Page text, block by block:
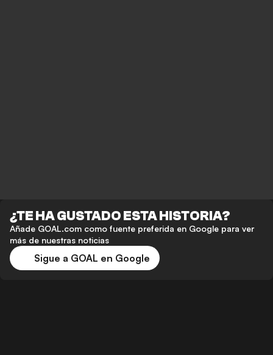
¿TE HA GUSTADO ESTA HISTORIA?
Añade GOAL.com como fuente preferida en Google para ver
más de nuestras noticias
Sigue a GOAL en Google